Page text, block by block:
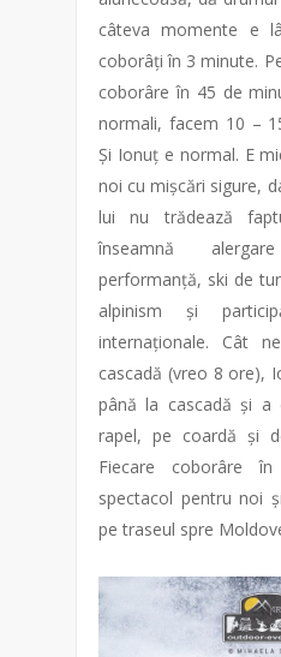
câteva momente e
coborâți în 3 minute.
coborâre în 45 de
normali, facem 10 –
Și Ionuț e normal. E
noi cu mișcări sigure,
lui nu trădează
înseamnă
performanță, ski de
alpinism și
internaționale. Cât
cascadă (vreo 8 ore),
până la cascadă și
rapel, pe coardă și
Fiecare coborâre
spectacol pentru noi
pe traseul spre